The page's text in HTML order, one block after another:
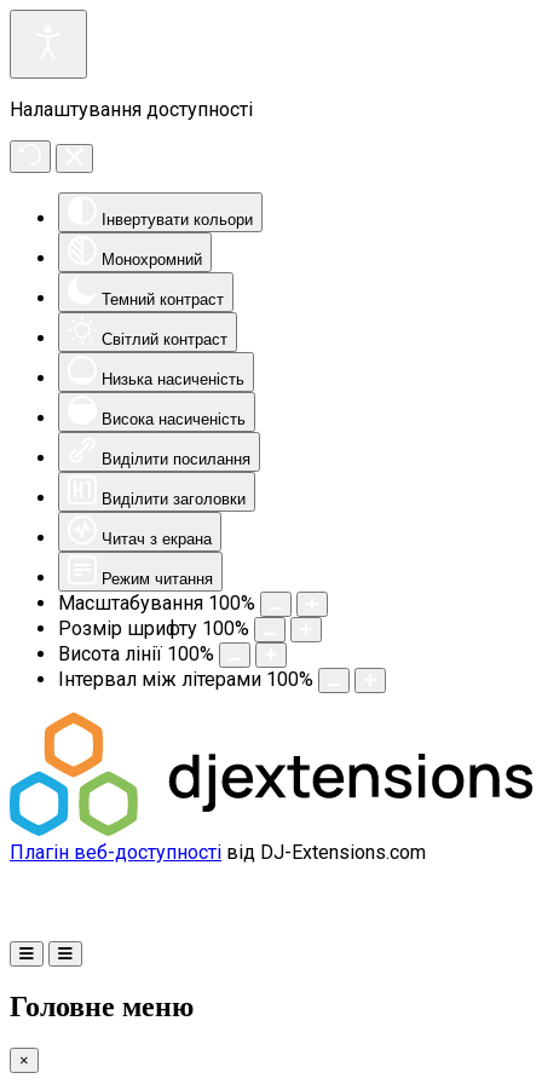
Налаштування доступності
Інвертувати кольори
Монохромний
Темний контраст
Світлий контраст
Низька насиченість
Висока насиченість
Виділити посилання
Виділити заголовки
Читач з екрана
Режим читання
Масштабування 100%
Розмір шрифту 100%
Висота лінії 100%
Інтервал між літерами 100%
Плагін веб-доступності від DJ-Extensions.com
Головне меню
×